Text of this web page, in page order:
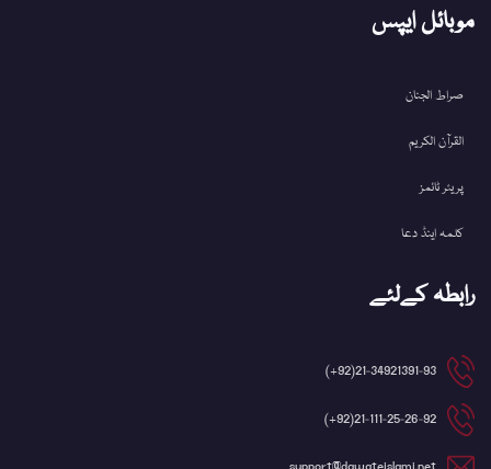
موبائل ایپس
صراط الجنان
القرآن الکریم
پریئر ٹائمز
کلمہ اینڈ دعا
رابطہ کےلئے
21-34921391-93(92+)
21-111-25-26-92(92+)